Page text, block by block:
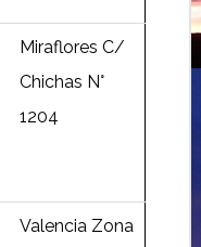
Miraflores C/
Chichas N°
1204
Valencia Zona